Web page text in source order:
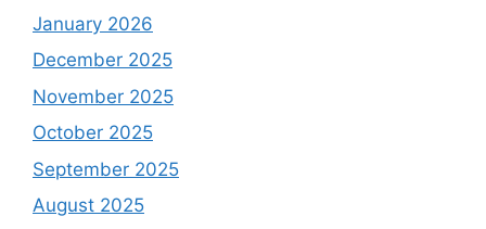
January 2026
December 2025
November 2025
October 2025
September 2025
August 2025